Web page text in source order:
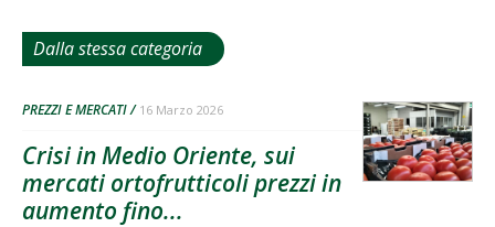
Dalla stessa categoria
PREZZI E MERCATI 16 Marzo 2026
Crisi in Medio Oriente, sui
mercati ortofrutticoli prezzi in
aumento fino...